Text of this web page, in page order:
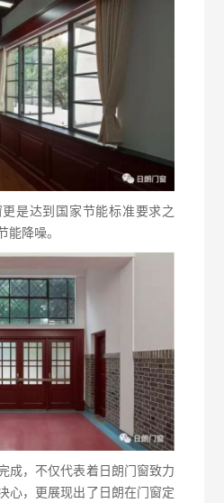
是达到国家节能标准要求之
能降噪。
成，不仅代表着日朗门窗致力
心，更展现出了日朗在门窗定